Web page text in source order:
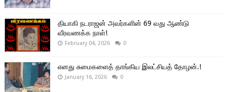
தியாகி நடராஜன் அவர்களின் 69 வது ஆண்டு
வீரவணக்க நாள்!
February 04, 2026 0
எனது சுமைகளைத் தாங்கிய இலட்சியத் தோழன்.!
January 16, 2026 0